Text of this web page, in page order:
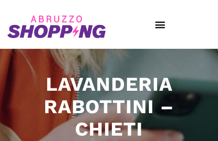
LAVANDERIA
RABOTTINI –
CHIETI